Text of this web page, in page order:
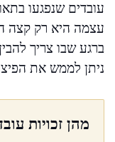
עובדים שנפגעו
עצמה היא רק קצה
ברגע שבו צריך
ניתן לממש את
מהן זכויות